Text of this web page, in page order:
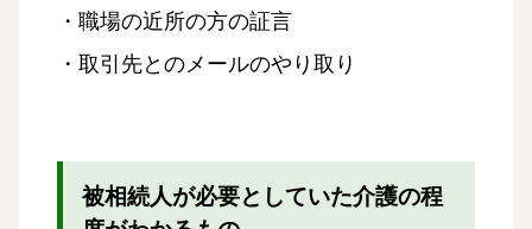
・職場の近所の方の証言
・取引先とのメールのやり取り
被相続人が必要としていた介護の程